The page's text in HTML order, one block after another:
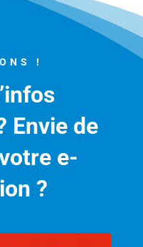
!
Envie de
e-
?